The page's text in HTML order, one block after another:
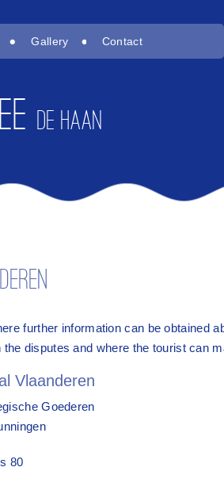
Gallery Contact
DE HAAN
further information can be obtained
disputes and where the tourist can
Vlaanderen
Goederen
80